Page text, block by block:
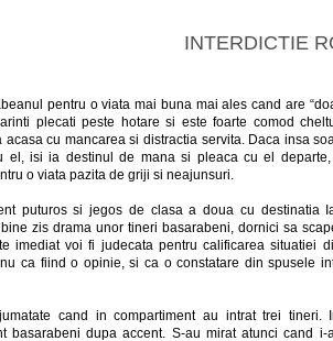
INTERDICTIE
pentru o viata mai buna mai ales cand are
plecati peste hotare si este foarte comod
acasa cu mancarea si distractia servita. Daca insa
el, isi ia destinul de mana si pleaca cu el
o viata pazita de griji si neajunsuri.
puturos si jegos de clasa a doua cu destinatia
zis drama unor tineri basarabeni, dornici sa
imediat voi fi judecata pentru calificarea situatiei
ca fiind o opinie, si ca o constatare din spusele
cand in compartiment au intrat trei tineri.
basarabeni dupa accent. S-au mirat atunci cand i-